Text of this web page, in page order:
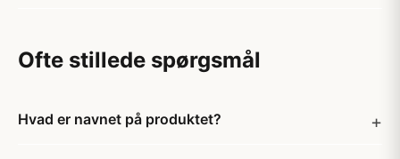
Ofte stillede spørgsmål
Hvad er navnet på produktet?